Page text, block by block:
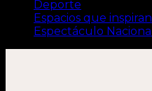
Deporte
Espacios que inspiran
Espectáculo Nacional